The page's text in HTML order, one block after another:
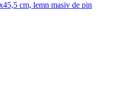
cm, lemn masiv de pin